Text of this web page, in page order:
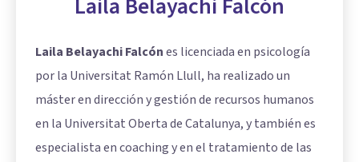
Laila Belayachi Falcónes licenciada en psicología
por la Universitat Ramón Llull, ha realizado un
máster en dirección y gestión de recursos humanos
en la Universitat Oberta de Catalunya, y también es
especialista en coaching y en el tratamiento de las